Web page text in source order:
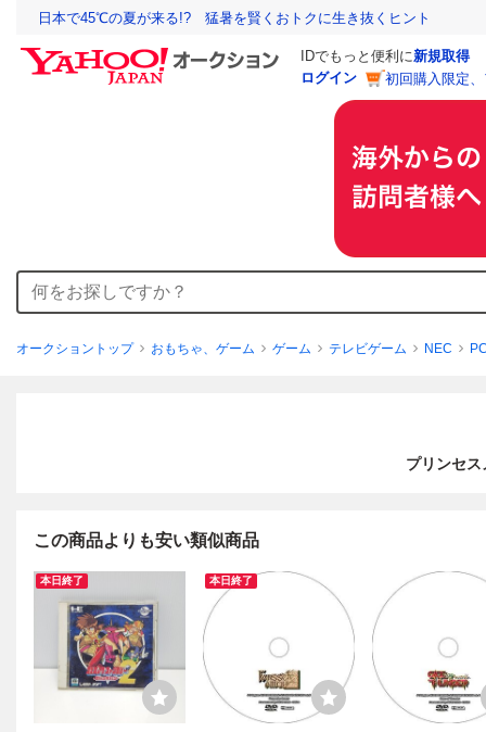
日本で45℃の夏が来る!? 猛暑を賢くおトクに生き抜くヒント
IDでもっと便利に新規取得
ログイン
初回購入限定
オークショントップ おもちゃ、ゲーム ゲーム テレビゲーム NEC
プリンセ
この商品よりも安い類似商品
本日終了 本日終了